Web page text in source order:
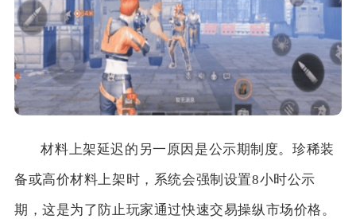
材料上架延迟的另一原因是公示期制度。珍稀装
备或高价材料上架时，系统会强制设置8小时公示
期，这是为了防止玩家通过快速交易操纵市场价格。